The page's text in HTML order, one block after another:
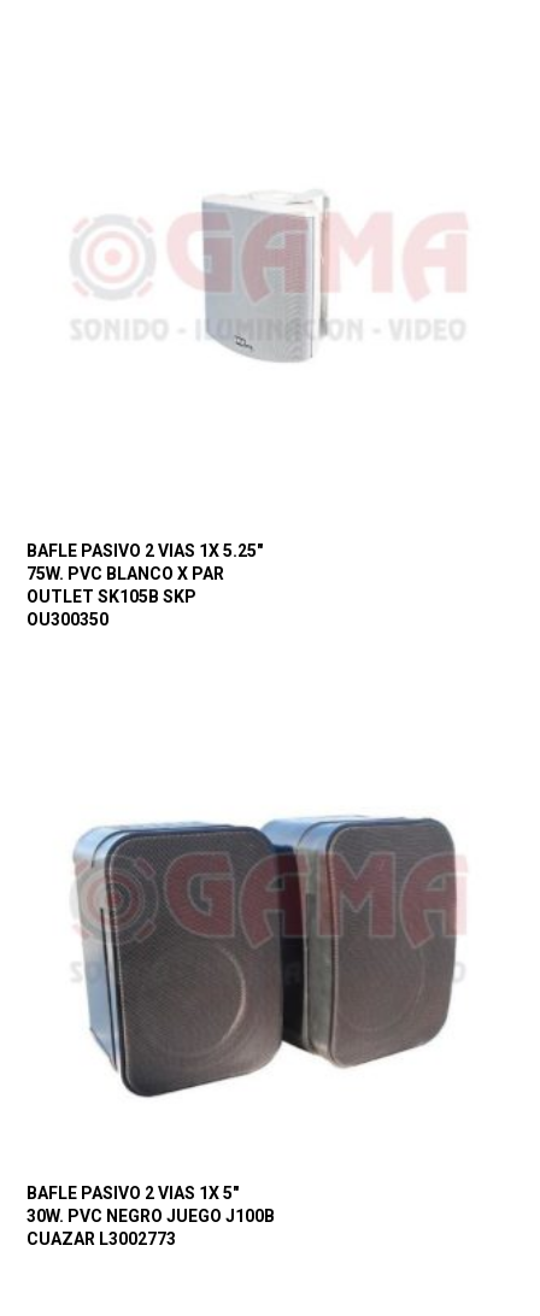
BAFLE PASIVO 2 VIAS 1X 5.25″
75W. PVC BLANCO X PAR
OUTLET SK105B SKP
OU300350
BAFLE PASIVO 2 VIAS 1X 5″
30W. PVC NEGRO JUEGO J100B
CUAZAR L3002773